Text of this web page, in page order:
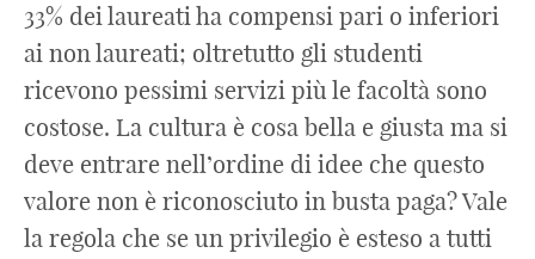
33% dei laureati ha compensi pari o inferiori
ai non laureati; oltretutto gli studenti
ricevono pessimi servizi più le facoltà sono
costose. La cultura è cosa bella e giusta ma si
deve entrare nell’ordine di idee che questo
valore non è riconosciuto in busta paga? Vale
la regola che se un privilegio è esteso a tutti